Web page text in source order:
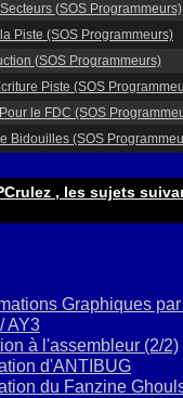
(SOS Programmeurs)
Piste (SOS Programmeurs)
(SOS Programmeurs)
Piste (SOS
le FDC (SOS
Bidouilles (SOS
, les sujets
Graphiques
AY3
à l'assembleur (2/2)
d'ANTIBUG
du Fanzine